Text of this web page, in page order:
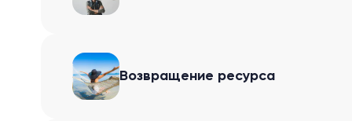
Возвращение ресурса